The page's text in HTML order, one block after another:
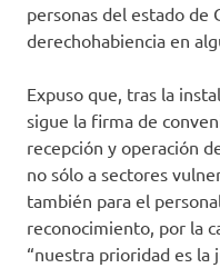
personas del estado de
derechohabiencia en
Expuso que, tras la
sigue la firma de
recepción y operación
no sólo a sectores
también para el
reconocimiento, por la
“nuestra prioridad es la